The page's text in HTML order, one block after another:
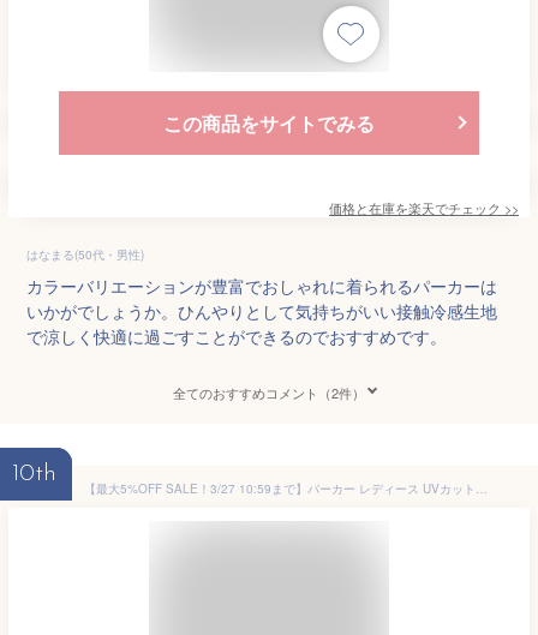
この商品をサイトでみる
価格と在庫を楽天でチェック >>
はなまる(50代・男性)
カラーバリエーションが豊富でおしゃれに着られるパーカーは
いかがでしょうか。ひんやりとして気持ちがいい接触冷感生地
で涼しく快適に過ごすことができるのでおすすめです。
全てのおすすめコメント（2件）
10th
【最大5%OFF SALE！3/27 10:59まで】パーカー レディース UVカット 接触冷感 バック タック指穴付UV ゆったりワンサイズ 夏 ライトカーキ/黒/杢グレー S〜LL フーディ ニッセン nissen